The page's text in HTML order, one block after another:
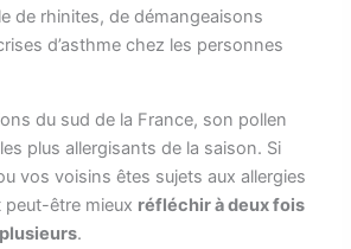
de rhinites, de démangeaisons
d’asthme chez les personnes
du sud de la France, son pollen
plus allergisants de la saison. Si
vos voisins êtes sujets aux allergies
peut-être mieux réfléchir à deux fois
.